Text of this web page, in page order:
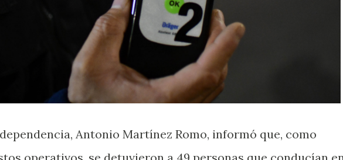
Antonio Martínez Romo, informó que, como